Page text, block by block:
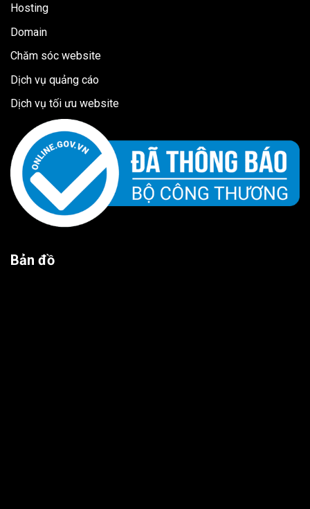
Hosting
Domain
Chăm sóc website
Dịch vụ quảng cáo
Dịch vụ tối ưu website
Bản đồ